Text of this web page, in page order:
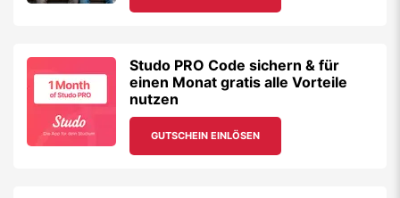
Studo PRO Code sichern & für
einen Monat gratis alle Vorteile
nutzen
GUTSCHEIN EINLÖSEN